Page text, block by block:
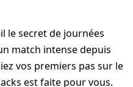
le secret de journées
match intense depuis
vos premiers pas sur le
est faite pour vous.